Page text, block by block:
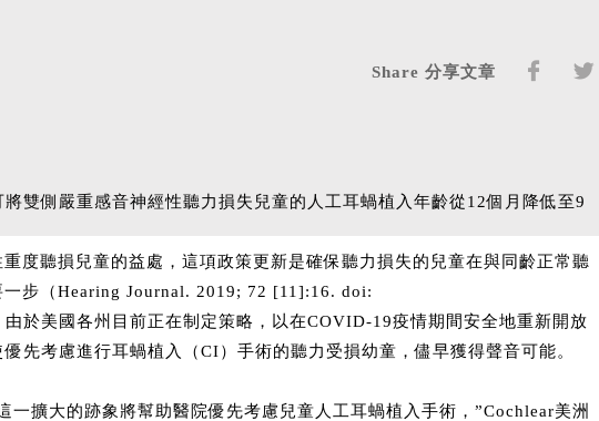
Share 分享文章
雙側嚴重感音神經性聽力損失兒童的人工耳蝸植入年齡從12個月降低至9
度聽損兒童的益處，這項政策更新是確保聽力損失的兒童在與同齡正常聽
步（Hearing Journal. 2019; 72 [11]:16. doi:
於美國各州目前正在制定策略，以在COVID-19疫情期間安全地重新開放
先考慮進行耳蝸植入（CI）手術的聽力受損幼童，儘早獲得聲音可能。
一擴大的跡象將幫助醫院優先考慮兒童人工耳蝸植入手術，”Cochlear美洲